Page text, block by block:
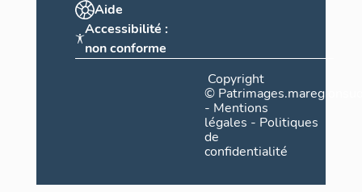
Aide
Accessibilité :
non conforme
Copyright
©
- Mentions
légales - Politiques
de
confidentialité